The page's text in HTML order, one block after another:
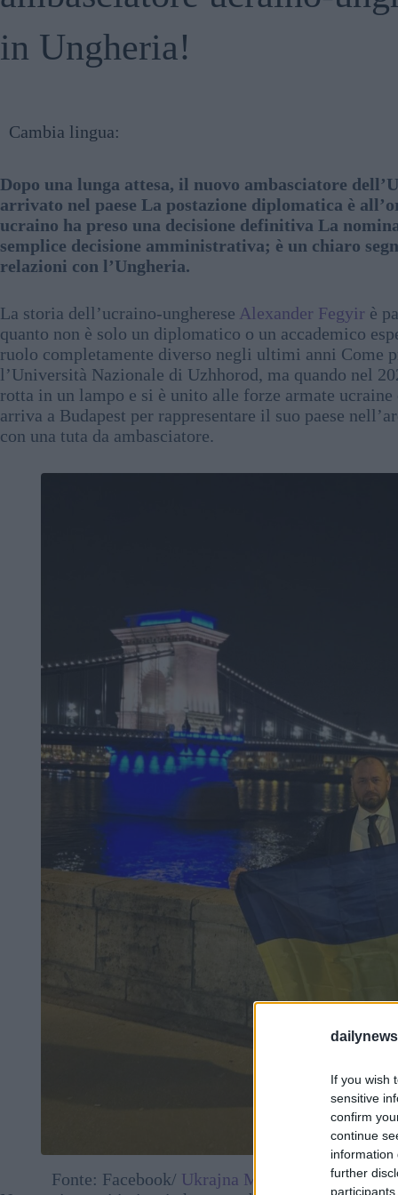
If you wish
sensitive
confirm
continue
information
further
in Ungheria!
Cambia lingua:
Dopo una lunga attesa, il nuovo ambasciatore
arrivato nel paese La postazione diplomatica è
ucraino ha preso una decisione definitiva La
semplice decisione amministrativa; è un chiaro
relazioni con l’Ungheria.
La storia dell’ucraino-ungherese Alexander Fegyir è
quanto non è solo un diplomatico o un accademico
ruolo completamente diverso negli ultimi anni Come
l’Università Nazionale di Uzhhorod, ma quando nel
rotta in un lampo e si è unito alle forze armate
arriva a Budapest per rappresentare il suo paese
con una tuta da ambasciatore.
Fonte: Facebook/ Ukrajna Magyarországi